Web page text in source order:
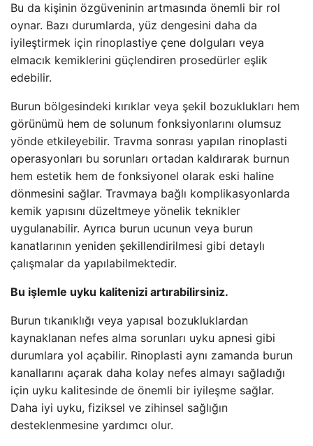
Bu da kişinin özgüveninin artmasında önemli bir rol
oynar. Bazı durumlarda, yüz dengesini daha da
iyileştirmek için rinoplastiye çene dolguları veya
elmacık kemiklerini güçlendiren prosedürler eşlik
edebilir.
Burun bölgesindeki kırıklar veya şekil bozuklukları hem
görünümü hem de solunum fonksiyonlarını olumsuz
yönde etkileyebilir. Travma sonrası yapılan rinoplasti
operasyonları bu sorunları ortadan kaldırarak burnun
hem estetik hem de fonksiyonel olarak eski haline
dönmesini sağlar. Travmaya bağlı komplikasyonlarda
kemik yapısını düzeltmeye yönelik teknikler
uygulanabilir. Ayrıca burun ucunun veya burun
kanatlarının yeniden şekillendirilmesi gibi detaylı
çalışmalar da yapılabilmektedir.
Bu işlemle uyku kalitenizi artırabilirsiniz.
Burun tıkanıklığı veya yapısal bozukluklardan
kaynaklanan nefes alma sorunları uyku apnesi gibi
durumlara yol açabilir. Rinoplasti aynı zamanda burun
kanallarını açarak daha kolay nefes almayı sağladığı
için uyku kalitesinde de önemli bir iyileşme sağlar.
Daha iyi uyku, fiziksel ve zihinsel sağlığın
desteklenmesine yardımcı olur.